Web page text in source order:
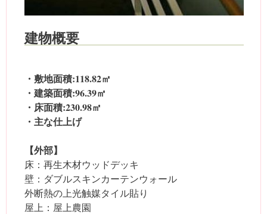
建物概要
・敷地面積:118.82㎡
・建築面積:96.39㎡
・床面積:230.98㎡
・主な仕上げ
【外部】
床：再生木材ウッドデッキ
壁：ダブルスキンカーテンウォール
外断熱の上光触媒タイル貼り
屋上：屋上農園